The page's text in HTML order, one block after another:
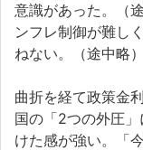
意識があった。（
ンフレ制御が難し
ねない。（途中略）
曲折を経て政策金
国の「2つの外圧
けた感が強い。「